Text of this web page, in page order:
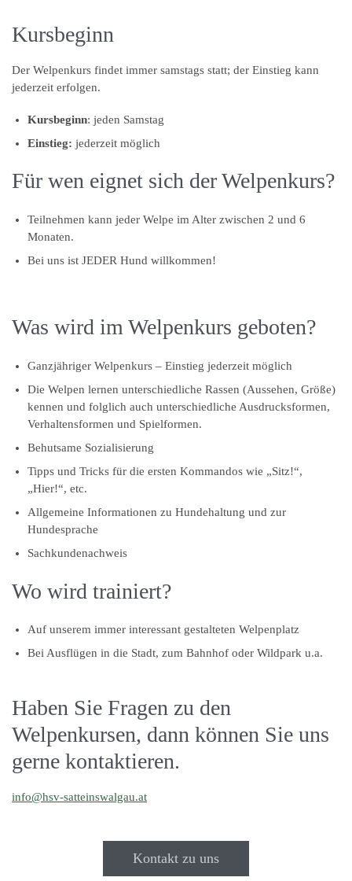
Kursbeginn
Der Welpenkurs findet immer samstags statt; der Einstieg kann
jederzeit erfolgen.
Kursbeginn: jeden Samstag
Einstieg: jederzeit möglich
Für wen eignet sich der Welpenkurs?
Teilnehmen kann jeder Welpe im Alter zwischen 2 und 6
Monaten.
Bei uns ist JEDER Hund willkommen!
Was wird im Welpenkurs geboten?
Ganzjähriger Welpenkurs – Einstieg jederzeit möglich
Die Welpen lernen unterschiedliche Rassen (Aussehen, Größe)
kennen und folglich auch unterschiedliche Ausdrucksformen,
Verhaltensformen und Spielformen.
Behutsame Sozialisierung
Tipps und Tricks für die ersten Kommandos wie „Sitz!“,
„Hier!“, etc.
Allgemeine Informationen zu Hundehaltung und zur
Hundesprache
Sachkundenachweis
Wo wird trainiert?
Auf unserem immer interessant gestalteten Welpenplatz
Bei Ausflügen in die Stadt, zum Bahnhof oder Wildpark u.a.
Haben Sie Fragen zu den
Welpenkursen, dann können Sie uns
gerne kontaktieren.
info@hsv-satteinswalgau.at
Kontakt zu uns